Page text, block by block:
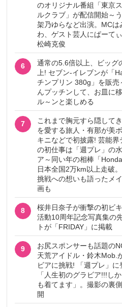
のオリジナル番組「東京
ルクラブ」が配信開始～
架乃ゆらなど出演。MCは
わ、ゲスト芸人にぱーてぃ
松崎克俊
6
通常の5.6倍以上、ビッグ
上! セブン‐イレブンが「
チンプリン 380g」を販売
んプッチンして、お皿に
ル～ンと楽しめる
7
これまで胸元すら隠して
を愛する旅人・有那が美
キニなどで初披露! 芸能界
の初仕事は「週プレ」の
ア～同い年の相棒「
日本全国2万km以上走破
挑戦への想いも語ったメ
画も
8
桜井日奈子が衝撃の初ビ
活動10周年記念写真集の
トが「FRIDAY」に掲載
9
お尻スポンサーも話題の
天荒アイドル・鈴木Mob.
ビアに挑戦! 「週プレ」に
「人生初のグラビア!!!し
も着てます」。撮影の裏
開